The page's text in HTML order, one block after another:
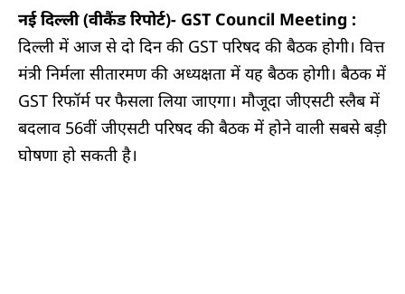
नई दिल्ली (वीकैंड रिपोर्ट)- GST Council Meeting :
दिल्ली में आज से दो दिन की GST परिषद की बैठक होगी। वित्त
मंत्री निर्मला सीतारमण की अध्यक्षता में यह बैठक होगी। बैठक में
GST रिफॉर्म पर फैसला लिया जाएगा। मौजूदा जीएसटी स्लैब में
बदलाव 56वीं जीएसटी परिषद की बैठक में होने वाली सबसे बड़ी
घोषणा हो सकती है।